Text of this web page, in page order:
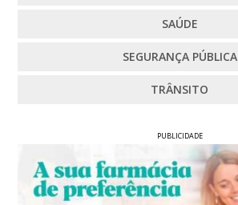
SAÚDE
SEGURANÇA PÚBLICA
TRÂNSITO
PUBLICIDADE